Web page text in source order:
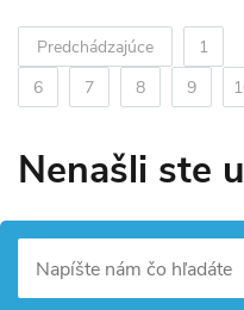
Predchádzajúce 1
6
7 8 9
Nenašli ste
Napíšte nám čo hľadáte